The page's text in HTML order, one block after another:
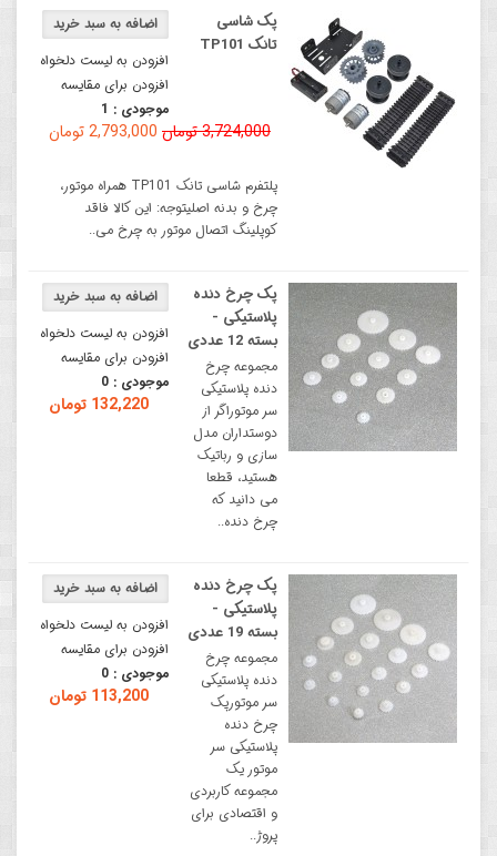
افزودن به لیست دلخواه
افزودن برای مقایسه
موجودی : 1
3,724,000 تومان 2,793,000 تومان
پک شاسی
تانک TP101
پلتفرم شاسی تانک TP101 همراه موتور،
چرخ و بدنه اصلیتوجه: این کالا فاقد
کوپلینگ اتصال موتور به چرخ می..
افزودن به لیست دلخواه
افزودن برای مقایسه
موجودی : 0
132,220 تومان
پک چرخ دنده
پلاستیکی -
بسته 12 عددی
مجموعه چرخ
دنده پلاستیکی
سر موتوراگر از
دوستداران مدل
سازی و رباتیک
هستید، قطعا
می دانید که
چرخ دنده..
افزودن به لیست دلخواه
افزودن برای مقایسه
موجودی : 0
113,200 تومان
پک چرخ دنده
پلاستیکی -
بسته 19 عددی
مجموعه چرخ
دنده پلاستیکی
سر موتورپک
چرخ دنده
پلاستیکی سر
موتور یک
مجموعه کاربردی
و اقتصادی برای
پروژ..